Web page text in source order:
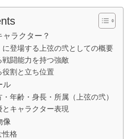
ラクター？
に登場する上弦の弐としての概要
戦闘能力を持つ強敵
役割と立ち位置
ル
年齢・身長・所属（上弦の弐）
とキャラクター表現
像
性格